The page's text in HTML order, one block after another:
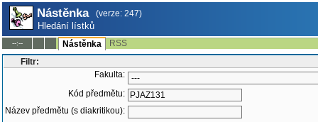
Nástěnka (verze: 247)
Hledání lístků
--:-- Nástěnka
RSS
Filtr:
Fakulta:
Kód předmětu:
Název předmětu (s diakritikou):